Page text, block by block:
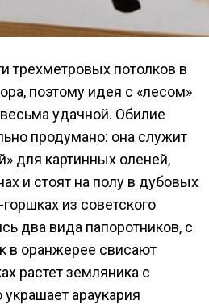
трехметровых потолков в
поэтому идея с «лесом»
удачной. Обилие
продумано: она служит
для картинных оленей,
и стоят на полу в дубовых
из советского
два вида папоротников, с
в оранжерее свисают
растет земляника с
араукария